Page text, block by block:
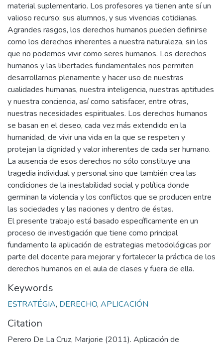
material suplementario. Los profesores ya tienen ante sí un
valioso recurso: sus alumnos, y sus vivencias cotidianas.
Agrandes rasgos, los derechos humanos pueden definirse
como los derechos inherentes a nuestra naturaleza, sin los
que no podemos vivir como seres humanos. Los derechos
humanos y las libertades fundamentales nos permiten
desarrollarnos plenamente y hacer uso de nuestras
cualidades humanas, nuestra inteligencia, nuestras aptitudes
y nuestra conciencia, así como satisfacer, entre otras,
nuestras necesidades espirituales. Los derechos humanos
se basan en el deseo, cada vez más extendido en la
humanidad, de vivir una vida en la que se respeten y
protejan la dignidad y valor inherentes de cada ser humano.
La ausencia de esos derechos no sólo constituye una
tragedia individual y personal sino que también crea las
condiciones de la inestabilidad social y política donde
germinan la violencia y los conflictos que se producen entre
las sociedades y las naciones y dentro de éstas.
El presente trabajo está basado específicamente en un
proceso de investigación que tiene como principal
fundamento la aplicación de estrategias metodológicas por
parte del docente para mejorar y fortalecer la práctica de los
derechos humanos en el aula de clases y fuera de ella.
Keywords
ESTRATÉGIA, DERECHO, APLICACIÓN
Citation
Perero De La Cruz, Marjorie (2011). Aplicación de